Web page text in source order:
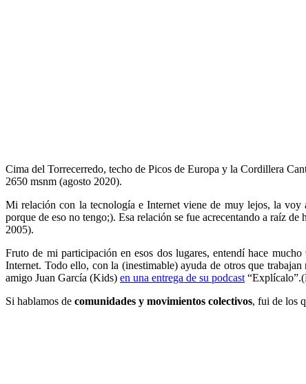
Cima del Torrecerredo, techo de Picos de Europa y la Cordillera
2650 msnm (agosto 2020).
Mi relación con la tecnología e Internet viene de muy lejos, la voy
porque de eso no tengo;). Esa relación se fue acrecentando a raíz de
2005).
Fruto de mi participación en esos dos lugares, entendí hace
Internet. Todo ello, con la (inestimable) ayuda de otros que
amigo Juan García (Kids) en una entrega de su podcast
Si hablamos de comunidades y movimientos colectivos, fui de los